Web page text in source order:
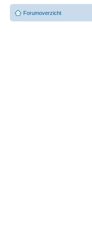
Forumoverzicht